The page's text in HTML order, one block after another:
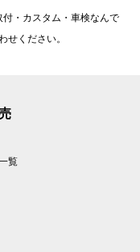
・カスタム・車検なんで
せください。
覧